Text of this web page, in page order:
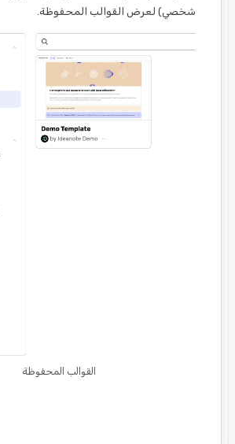
شخصي) لعرض القوالب المحفوظة.
القوالب المحفوظة